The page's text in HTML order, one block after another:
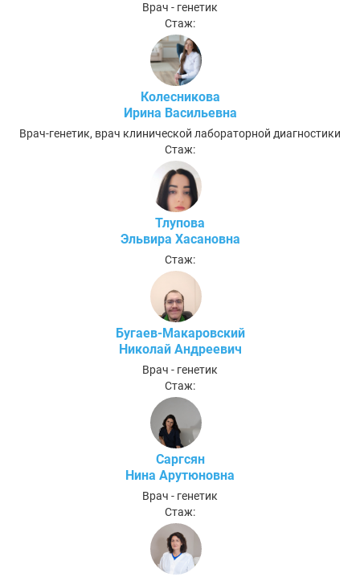
Врач - генетик
Стаж:
Колесникова
Ирина Васильевна
Врач-генетик, врач клинической лабораторной диагностики
Стаж:
Тлупова
Эльвира Хасановна
Стаж:
Бугаев-Макаровский
Николай Андреевич
Врач - генетик
Стаж:
Саргсян
Нина Арутюновна
Врач - генетик
Стаж: